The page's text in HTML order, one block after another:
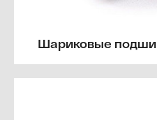
Шариковые